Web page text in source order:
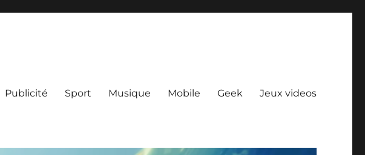
Publicité Sport Musique Mobile Geek Jeux videos